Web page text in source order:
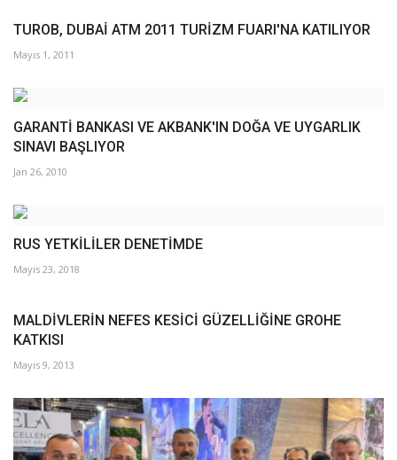
TUROB, DUBAİ ATM 2011 TURİZM FUARI'NA KATILIYOR
Mayıs 1, 2011
GARANTİ BANKASI VE AKBANK'IN DOĞA VE UYGARLIK
SINAVI BAŞLIYOR
Jan 26, 2010
RUS YETKİLİLER DENETİMDE
Mayıs 23, 2018
MALDİVLERİN NEFES KESİCİ GÜZELLİĞİNE GROHE
KATKISI
Mayıs 9, 2013